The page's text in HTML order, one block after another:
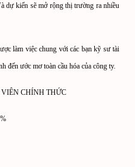
dự kiến sẽ mở rộng thị trường ra nhiều
làm việc chung với các bạn kỹ sư tài
đến ước mơ toàn cầu hóa của công ty.
CHÍNH THỨC